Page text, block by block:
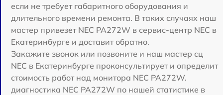
если не требует габаритного оборудования и
длительного времени ремонта. В таких случаях наш
мастер привезет NEC PA272W в сервис-центр NEC в
Екатеринбурге и доставит обратно.
Закажите звонок или позвоните и наш мастер сц
NEC в Екатеринбурге проконсультирует и определит
стоимость работ над монитора NEC PA272W.
диагностика NEC PA272W по нашей статистике в